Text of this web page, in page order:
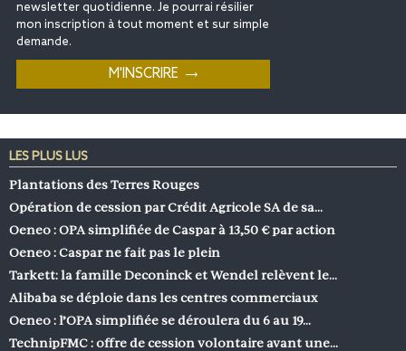
newsletter quotidienne. Je pourrai résilier
mon inscription à tout moment et sur simple
demande.
LES PLUS LUS
Plantations des Terres Rouges
Opération de cession par Crédit Agricole SA de sa…
Oeneo : OPA simplifiée de Caspar à 13,50 € par action
Oeneo : Caspar ne fait pas le plein
Tarkett: la famille Deconinck et Wendel relèvent le…
Alibaba se déploie dans les centres commerciaux
Oeneo : l’OPA simplifiée se déroulera du 6 au 19…
TechnipFMC : offre de cession volontaire avant une…